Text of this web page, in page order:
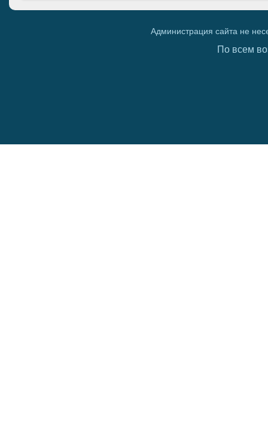
Администрация сайта не
По всем